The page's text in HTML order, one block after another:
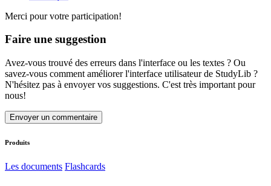
Merci pour votre participation!
Faire une suggestion
Avez-vous trouvé des erreurs dans l'interface ou les textes ? Ou
savez-vous comment améliorer l'interface utilisateur de StudyLib ?
N'hésitez pas à envoyer vos suggestions. C'est très important pour
nous!
Envoyer un commentaire
Produits
Les documents Flashcards